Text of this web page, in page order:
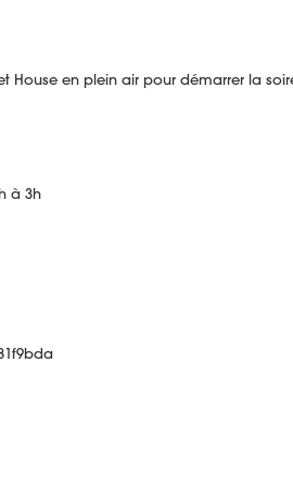
House en plein air pour démarrer la
à 3h